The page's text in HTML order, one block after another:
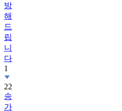
방
해
드
립
니
다
1
22
송
가